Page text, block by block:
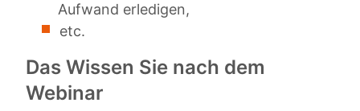
Aufwand erledigen,
etc.
Das Wissen Sie nach dem
Webinar